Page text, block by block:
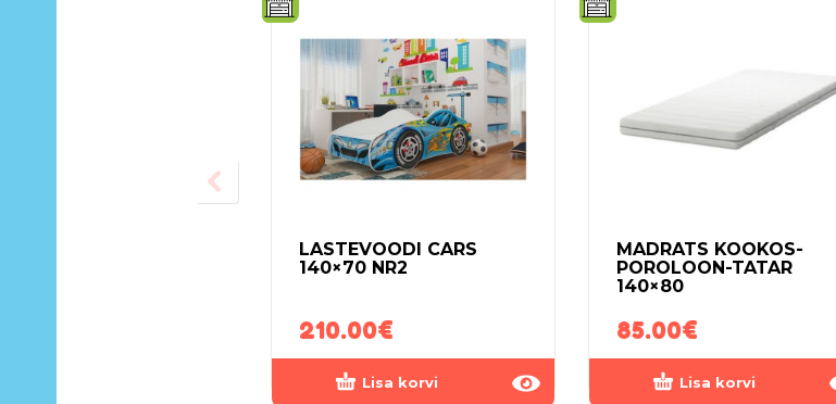
LASTEVOODI CARS
140×70 NR2
210.00€
Lisa korvi
MADRATS KOOKOS-
POROLOON-TATAR
140×80
85.00€
Lisa korvi